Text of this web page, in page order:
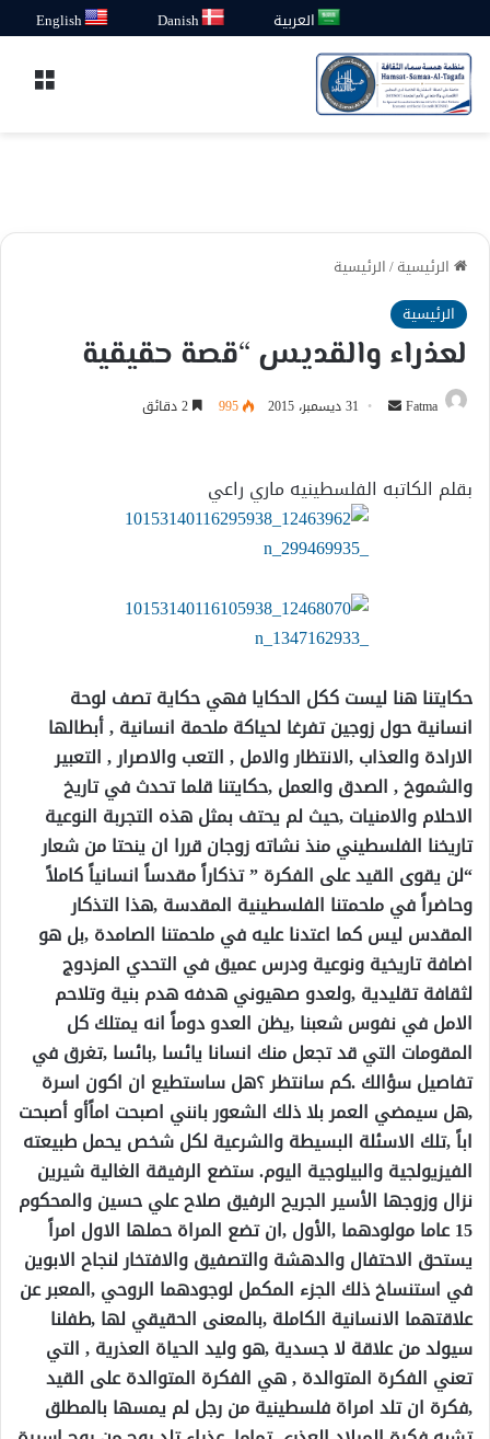
العربية Danish
English
الرئيسية/الرئيسية
الرئيسية
لعذراء والقديس “قصة حقيقية
Fatma
أرسل 31 ديسمبر، 2015 995
بقلم الكاتبه الفلسطينيه ماري راعي
حكايتنا هنا ليست ككل الحكايا فهي حكاية تصف لوحة
انسانية حول زوجين تفرغا لحياكة ملحمة انسانية , أبطالها
الارادة والعذاب ,الانتظار والامل , التعب والاصرار , التعبير
والشموخ , الصدق والعمل ,حكايتنا قلما تحدث في تاريخ
الاحلام والامنيات ,حيث لم يحتف بمثل هذه التجربة النوعية
تاريخنا الفلسطيني منذ نشاته زوجان قررا ان ينحتا من شعار
“لن يقوى القيد على الفكرة ” تذكاراً مقدساً انسانياً كاملاً
وحاضراً في ملحمتنا الفلسطينية المقدسة ,هذا التذكار
المقدس ليس كما اعتدنا عليه في ملحمتنا الصامدة ,بل هو
اضافة تاريخية ونوعية ودرس عميق في التحدي المزدوج
لثقافة تقليدية ,ولعدو صهيوني هدفه هدم بنية وتلاحم
الامل في نفوس شعبنا ,يظن العدو دوماً انه يمتلك كل
المقومات التي قد تجعل منك انسانا يائسا ,بائسا ,تغرق في
تفاصيل سؤالك .كم سانتظر ؟هل ساستطيع ان اكون اسرة
,هل سيمضي العمر بلا ذلك الشعور بانني اصبحت اماًأو أصبحت
اباً ,تلك الاسئلة البسيطة والشرعية لكل شخص يحمل طبيعته
الفيزيولجية والبيلوجية اليوم. ستضع الرفيقة الغالية شيرين
نزال وزوجها الأسير الجريح الرفيق صلاح علي حسين والمحكوم
15 عاما مولودهما ,الأول ,ان تضع المراة حملها الاول امراً
يستحق الاحتفال والدهشة والتصفيق والافتخار لنجاح الابوين
في استنساخ ذلك الجزء المكمل لوجودهما الروحي ,المعبر عن
علاقتهما الانسانية الكاملة ,بالمعنى الحقيقي لها ,طفلنا
سيولد من علاقة لا جسدية ,هو وليد الحياة العذرية , التي
تعني الفكرة المتوالدة , هي الفكرة المتوالدة على القيد
,فكرة ان تلد امراة فلسطينية من رجل لم يمسها بالمطلق